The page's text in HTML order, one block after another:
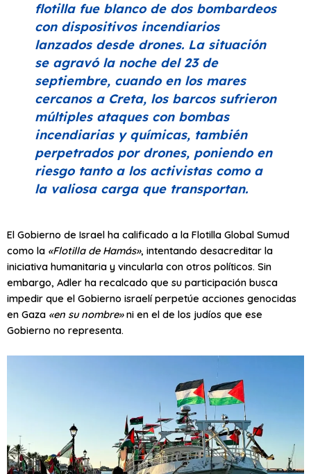
flotilla fue blanco de dos bombardeos
con dispositivos incendiarios
lanzados desde drones. La situación
se agravó la noche del 23 de
septiembre, cuando en los mares
cercanos a Creta, los barcos sufrieron
múltiples ataques con bombas
incendiarias y químicas, también
perpetrados por drones, poniendo en
riesgo tanto a los activistas como a
la valiosa carga que transportan.
El Gobierno de Israel ha calificado a la Flotilla Global Sumud
como la «Flotilla de Hamás», intentando desacreditar la
iniciativa humanitaria y vincularla con otros políticos. Sin
embargo, Adler ha recalcado que su participación busca
impedir que el Gobierno israelí perpetúe acciones genocidas
en Gaza «en su nombre»ni en el de los judíos que ese
Gobierno no representa.